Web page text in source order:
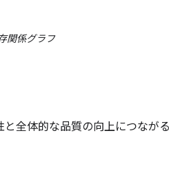
関係グラフ
全体的な品質の向上につなが